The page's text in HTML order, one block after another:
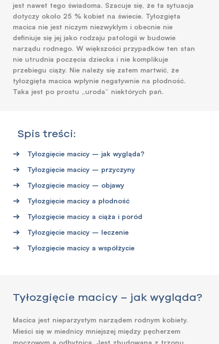
jest nawet tego świadoma. Szacuje się, że ta sytuacja
dotyczy około 25 % kobiet na świecie. Tyłozgięta
macica nie jest niczym niezwykłym i obecnie nie
definiuje się jej jako rodzaju patologii w budowie
narządu rodnego. W większości przypadków ten stan
nie utrudnia poczęcia dziecka i nie komplikuje
przebiegu ciąży. Nie należy się zatem martwić, że
tyłozgięta macica wpłynie negatywnie na płodność.
Taka jest po prostu „uroda” niektórych pań.
Spis treści:
Tyłozgięcie macicy – jak wygląda?
Tyłozgięcie macicy – przyczyny
Tyłozgięcie macicy – objawy
Tyłozgięcie macicy a płodność
Tyłozgięcie macicy a ciąża i poród
Tyłozgięcie macicy – leczenie
Tyłozgięcie macicy a współżycie
Tyłozgięcie macicy – jak wygląda?
Macica jest nieparzystym narządem rodnym kobiety.
Mieści się w miednicy mniejszej między pęcherzem
moczowym a odbytnicą. Jest zbudowana z trzonu